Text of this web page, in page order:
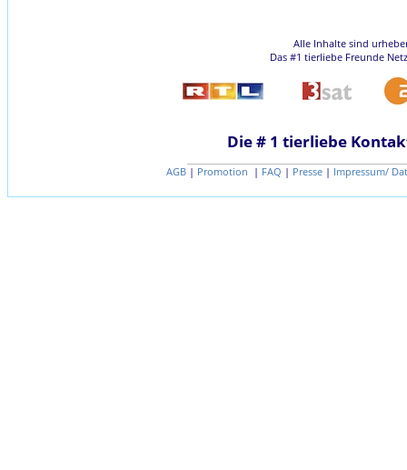
Alle Inhalte sind
Das #1 tierliebe Freunde
Die # 1 tierliebe
AGB | Promotion | FAQ | Presse | Impressum/